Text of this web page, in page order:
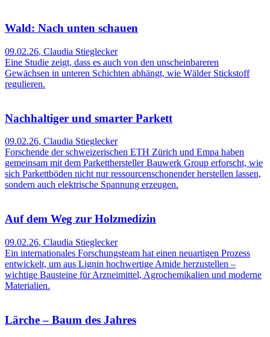
Wald: Nach unten schauen
09.02.26, Claudia Stieglecker
Eine Studie zeigt, dass es auch von den unscheinbareren
Gewächsen in unteren Schichten abhängt, wie Wälder Stickstoff
regulieren.
Nachhaltiger und smarter Parkett
09.02.26, Claudia Stieglecker
Forschende der schweizerischen ETH Zürich und Empa haben
gemeinsam mit dem Parketthersteller Bauwerk Group erforscht, wie
sich Parkettböden nicht nur ressourcenschonender herstellen lassen,
sondern auch elektrische Spannung erzeugen.
Auf dem Weg zur Holzmedizin
09.02.26, Claudia Stieglecker
Ein internationales Forschungsteam hat einen neuartigen Prozess
entwickelt, um aus Lignin hochwertige Amide herzustellen –
wichtige Bausteine für Arzneimittel, Agrochemikalien und moderne
Materialien.
Lärche – Baum des Jahres